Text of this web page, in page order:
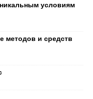
условиям
методов и средств